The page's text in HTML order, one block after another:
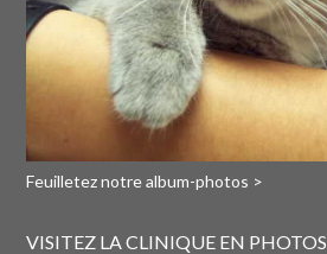
Feuilletez notre album-photos >
VISITEZ LA CLINIQUE EN PHOTOS